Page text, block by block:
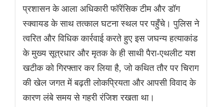
प्रशासन के आला अधिकारी फॉरेंसिक टीम और डॉग
स्क्वायड के साथ तत्काल घटना स्थल पर पहुँचे। पुलिस ने
त्वरित और विधिक कार्रवाई करते हुए इस जघन्य हत्याकांड
के मुख्य सूत्रधार और मृतक के ही साथी पैरा-एथलीट यश
खटीक को गिरफ्तार कर लिया है, जो कथित तौर पर चिराग
की खेल जगत में बढ़ती लोकप्रियता और आपसी विवाद के
कारण लंबे समय से गहरी रंजिश रखता था।